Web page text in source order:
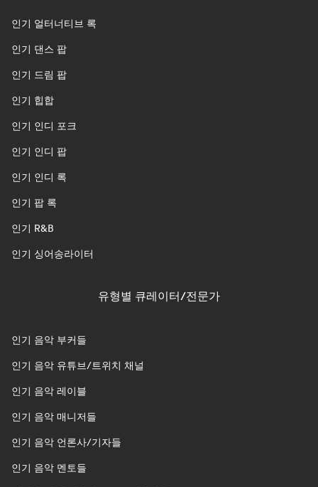
인기 얼터너티브 록
인기 댄스 팝
인기 드림 팝
인기 힙합
인기 인디 포크
인기 인디 팝
인기 인디 록
인기 팝 록
인기 R&B
인기 싱어송라이터
유형별 큐레이터/전문가
인기 음악 부커들
인기 음악 유튜브/트위치 채널
인기 음악 레이블
인기 음악 매니저들
인기 음악 언론사/기자들
인기 음악 멘토들